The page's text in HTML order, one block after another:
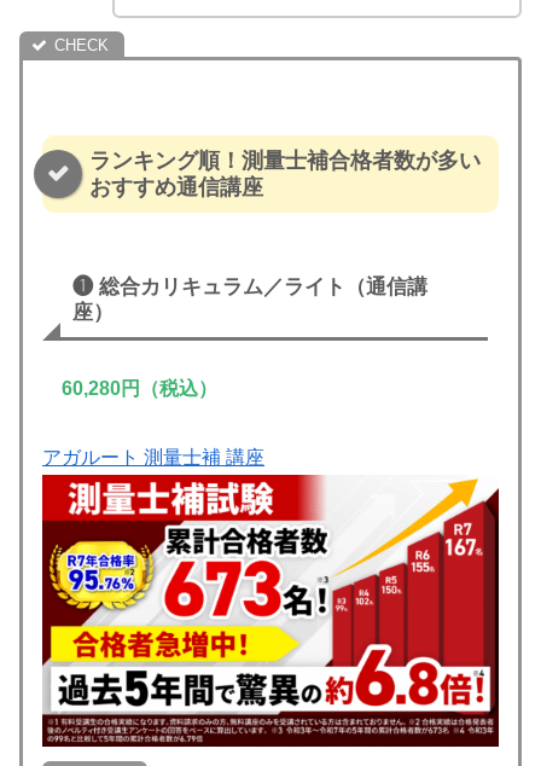
ランキング順！測量士補合格者数が多い
おすすめ通信講座
❶ 総合カリキュラム／ライト
（通信講
座）
60,280円（税込）
アガルート 測量士補 講座